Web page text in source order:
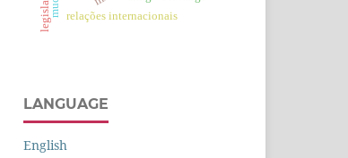
relações internacionais
LANGUAGE
English